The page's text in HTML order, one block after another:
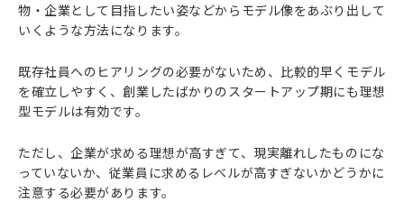
物・企業として目指したい姿などからモデル像をあぶり出して
いくような方法になります。
既存社員へのヒアリングの必要がないため、比較的早くモデル
を確立しやすく、創業したばかりのスタートアップ期にも理想
型モデルは有効です。
ただし、企業が求める理想が高すぎて、現実離れしたものにな
っていないか、従業員に求めるレベルが高すぎないかどうかに
注意する必要があります。